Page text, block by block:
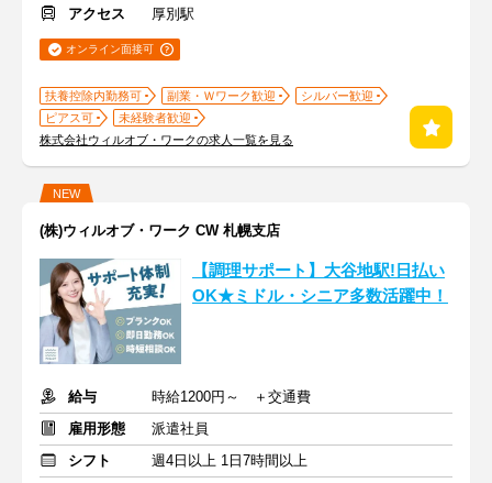
アクセス
厚別駅
オンライン面接可
扶養控除内勤務可 副業・Ｗワーク歓迎
シルバー歓迎
ピアス可
未経験者歓迎
株式会社ウィルオブ・ワークの求人一覧を見る
NEW
(株)ウィルオブ・ワーク CW 札幌支店
【調理サポート】大谷地駅!日払い
OK★ミドル・シニア多数活躍中！
給与
時給1200円～ ＋交通費
雇用形態
派遣社員
シフト
週4日以上 1日7時間以上